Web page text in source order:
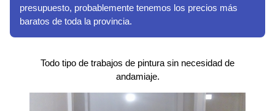
presupuesto, probablemente tenemos los precios más
baratos de toda la provincia.
Todo tipo de trabajos de pintura sin necesidad de
andamiaje.